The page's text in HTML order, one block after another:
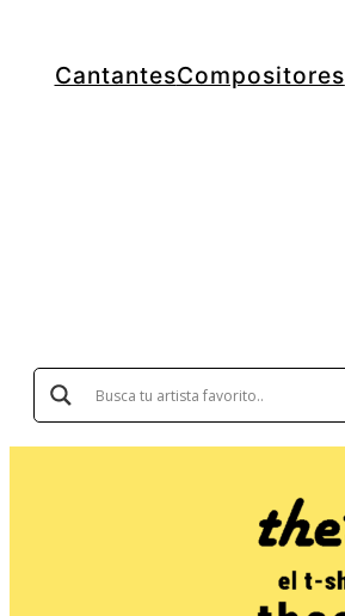
CantantesCompositores